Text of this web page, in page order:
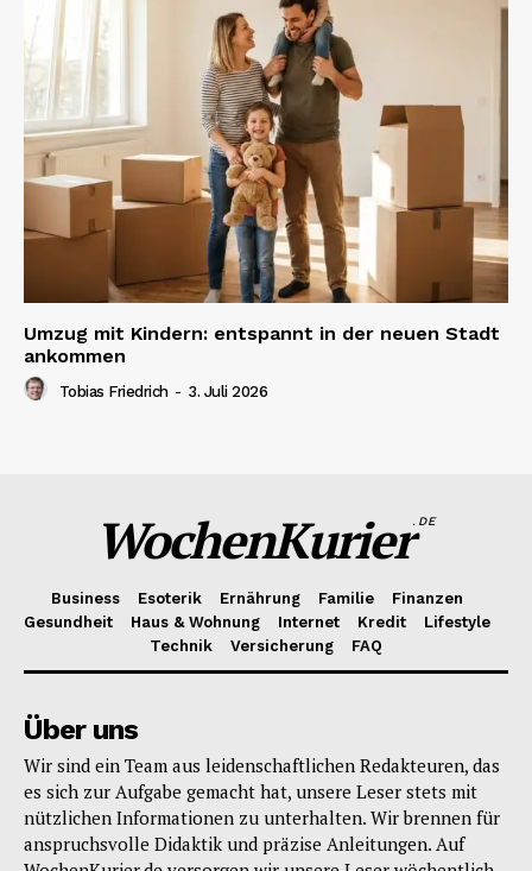
Umzug mit Kindern: entspannt in der neuen Stadt
ankommen
Tobias Friedrich - 3. Juli 2026
WochenKurier.DE
Business Esoterik Ernährung Familie
Finanzen
Gesundheit
Haus & Wohnung Internet Kredit
Lifestyle
Technik
Versicherung FAQ
Über uns
Wir sind ein Team aus leidenschaftlichen Redakteuren, das
es sich zur Aufgabe gemacht hat, unsere Leser stets mit
nützlichen Informationen zu unterhalten. Wir brennen für
anspruchsvolle Didaktik und präzise Anleitungen. Auf